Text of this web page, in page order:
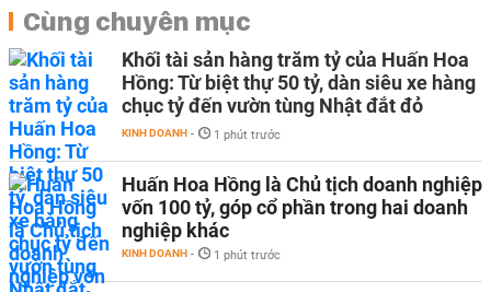
Cùng chuyên mục
Khối tài sản hàng trăm tỷ của Huấn Hoa
Hồng: Từ biệt thự 50 tỷ, dàn siêu xe hàng
chục tỷ đến vườn tùng Nhật đắt đỏ
KINH DOANH - 1 phút trước
Huấn Hoa Hồng là Chủ tịch doanh nghiệp
vốn 100 tỷ, góp cổ phần trong hai doanh
nghiệp khác
KINH DOANH - 1 phút trước